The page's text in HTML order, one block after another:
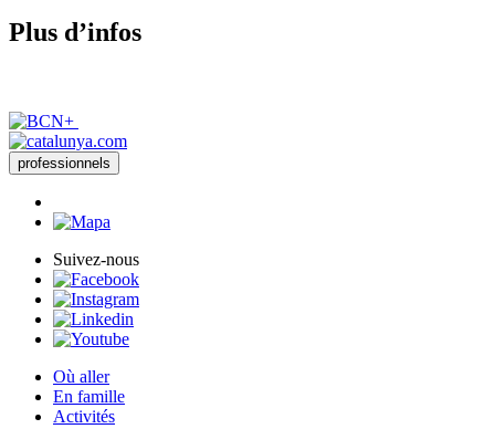
Plus d’infos
professionnels
Suivez-nous
Où aller
En famille
Activités